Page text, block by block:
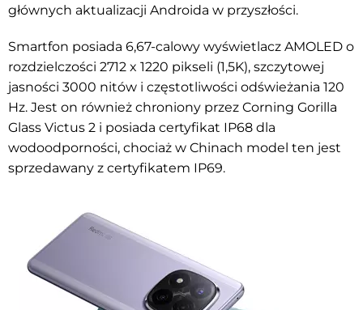
głównych aktualizacji Androida w przyszłości.
Smartfon posiada 6,67-calowy wyświetlacz AMOLED o
rozdzielczości 2712 x 1220 pikseli (1,5K), szczytowej
jasności 3000 nitów i częstotliwości odświeżania 120
Hz. Jest on również chroniony przez Corning Gorilla
Glass Victus 2 i posiada certyfikat IP68 dla
wodoodporności, chociaż w Chinach model ten jest
sprzedawany z certyfikatem IP69.